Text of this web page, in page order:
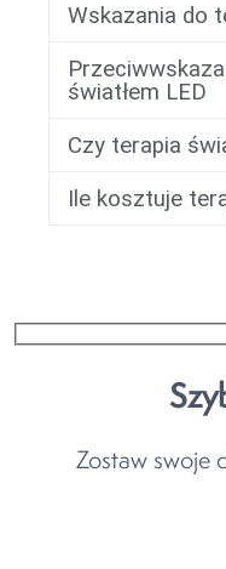
Wskazania do
światłem LED
Czy terapia
Ile kosztuje
Zostaw swoje